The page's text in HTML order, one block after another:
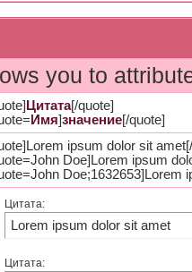
you to
Цитата[/quote]
Имя]значение[/quote]
ipsum dolor sit
Doe]Lorem ipsum
Doe;1632653]Lorem
Цитата:
Lorem ipsum dolor sit amet
Цитата: